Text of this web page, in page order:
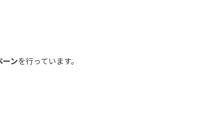
ーンを行っています。